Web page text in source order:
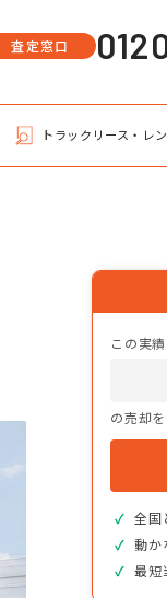
査定窓口
トラックリース・レ
この実
の売却
全国
動か
最短